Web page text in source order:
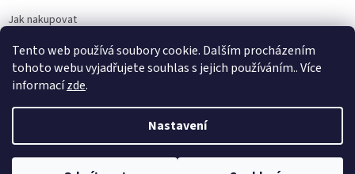
Tento web používá soubory cookie. Dalším procházením
tohoto webu vyjadřujete souhlas s jejich používáním.. Více
informacízde.
Nastavení
Jak nakupovat
Podmínky ochrany osobních údajů
Vytvořil Shoptet